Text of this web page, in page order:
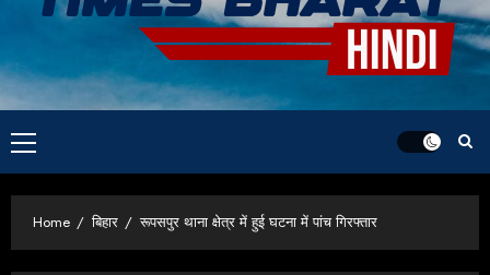
Primary
Menu
Home बिहार रूपसपुर थाना क्षेत्र में हुई घटना में पांच गिरफ्तार